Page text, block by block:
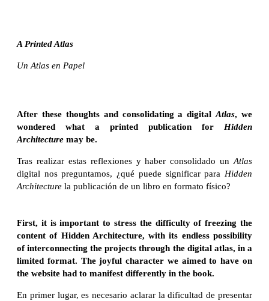
A Printed Atlas
Un Atlas en Papel
After these thoughts and consolidating a digitalAtlas, we
wondered what a printed publication for Hidden
Architecture may be.
Tras realizar estas reflexiones y haber consolidado un Atlas
digital nos preguntamos, ¿qué puede significar para Hidden
Architecture la publicación de un libro en formato físico?
First, it is important to stress the difficulty of freezing the
content of Hidden Architecture, with its endless possibility
of interconnecting the projects through the digital atlas, in a
limited format. The joyful character we aimed to have on
the website had to manifest differently in the book.
En primer lugar, es necesario aclarar la dificultad de presentar